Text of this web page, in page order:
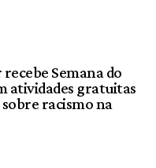
recebe Semana do
atividades gratuitas
sobre racismo na